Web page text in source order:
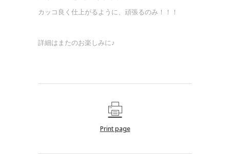
カッコ良く仕上がるように、頑張るのみ！！！
詳細はまたのお楽しみに♪
Print page